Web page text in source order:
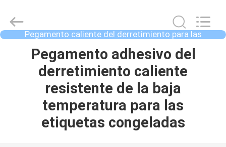
HOGAR
PRODUCTOS
SOBRE
NOSOTROS
Jaour
Adhesive
Products
Co.,Ltd.
Pegamento caliente del derretimiento para las
etiquetas
Pegamento adhesivo del
derretimiento caliente
resistente de la baja
temperatura para las
etiquetas congeladas